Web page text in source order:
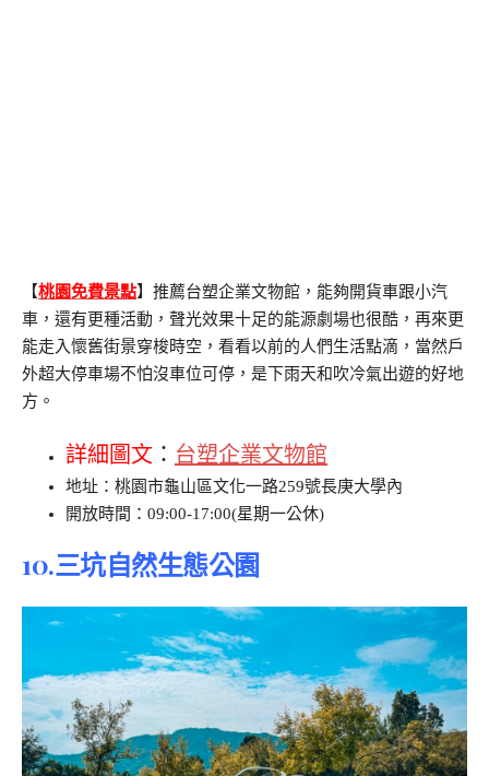
【桃園免費景點】推薦台塑企業文物館，能夠開貨車跟小汽
車，還有更種活動，聲光效果十足的能源劇場也很酷，再來更
能走入懷舊街景穿梭時空，看看以前的人們生活點滴，當然戶
外超大停車場不怕沒車位可停，是下雨天和吹冷氣出遊的好地
方。
詳細圖文 ： 台塑企業文物館
地址：桃園市龜山區文化一路259號長庚大學內
開放時間：09:00-17:00(星期一公休)
10.三坑自然生態公園